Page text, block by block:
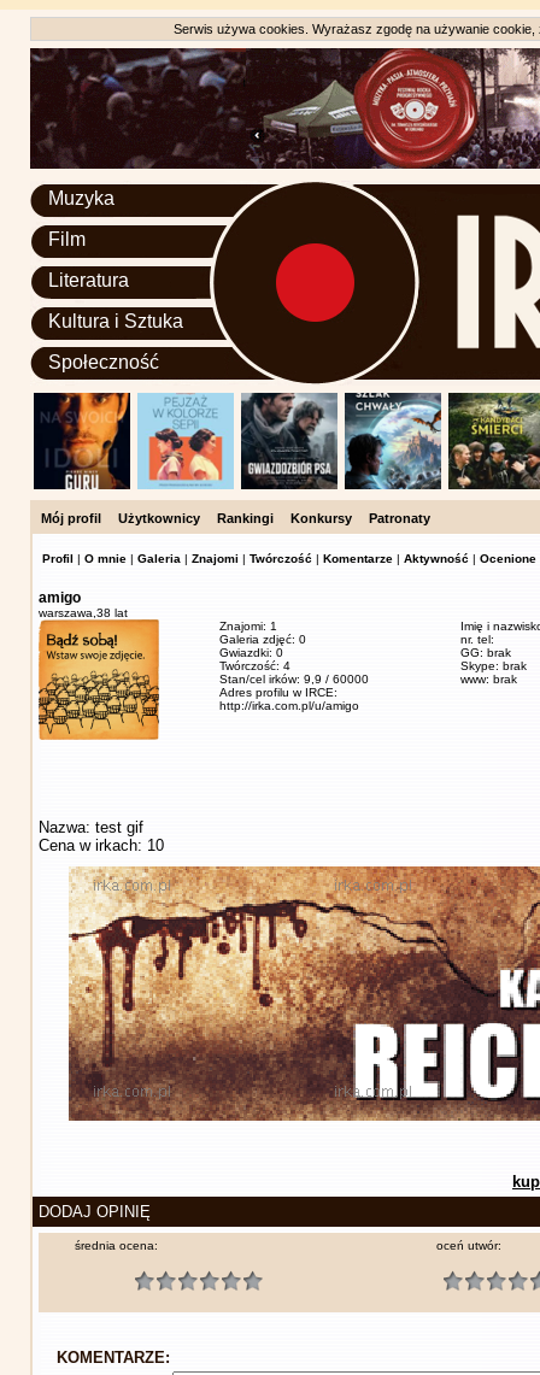
Serwis używa cookies. Wyrażasz zgodę na używanie
Muzyka
Film
Literatura
Kultura i Sztuka
Społeczność
Mój profil Użytkownicy Rankingi Konkursy Patronaty
Profil | O mnie | Galeria | Znajomi | Twórczość | Komentarze | Aktywność | Ocenione
amigo
warszawa, 38 lat
Znajomi: 1
Galeria zdjęć: 0
Gwiazdki: 0
Twórczość: 4
Stan/cel irków: 9,9 / 60000
Adres profilu w IRCE:
http://irka.com.pl/u/amigo
Imię i
nr. tel:
GG: brak
Skype: brak
www: brak
Nazwa: test gif
Cena w irkach: 10
DODAJ OPINIĘ
średnia ocena: oceń utwór:
KOMENTARZE: